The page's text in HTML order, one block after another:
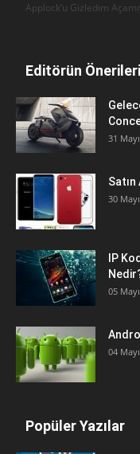
Applock’u Gizledim
Editörün Önerileri
31
Satın
30
IP
05
04
Popüler Yazılar